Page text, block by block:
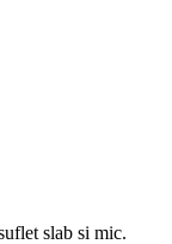
slab si mic.